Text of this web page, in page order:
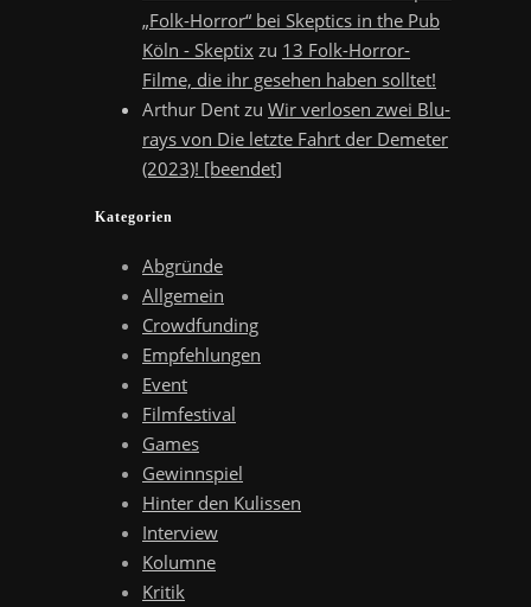
„Folk-Horror“ bei Skeptics in the Pub
Köln - Skeptix zu 13 Folk-Horror-
Filme, die ihr gesehen haben solltet!
Arthur Dent zu Wir verlosen zwei Blu-
rays von Die letzte Fahrt der Demeter
(2023)! [beendet]
Kategorien
Abgründe
Allgemein
Crowdfunding
Empfehlungen
Event
Filmfestival
Games
Gewinnspiel
Hinter den Kulissen
Interview
Kolumne
Kritik